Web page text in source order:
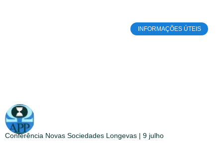
INFORMAÇÕES ÚTEIS
Conferência Novas Sociedades Longevas | 9 julho